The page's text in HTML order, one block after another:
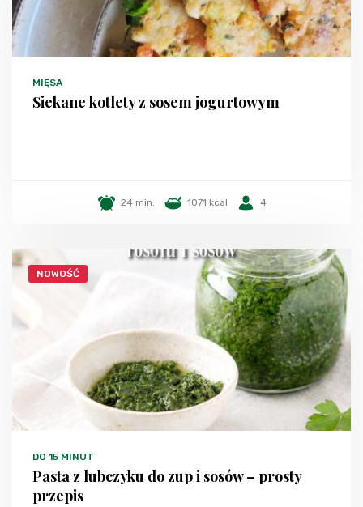
MIĘSA
Siekane kotlety z sosem jogurtowym
24 min. 1071 kcal 4
NOWOŚĆ
DO 15 MINUT
Pasta z lubczyku do zup i sosów – prosty
przepis